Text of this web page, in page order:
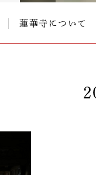
蓮華寺について